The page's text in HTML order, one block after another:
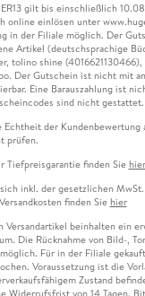
gilt bis einschließlich
online einlösen unter
in der Filiale möglich. Der
Artikel (deutschsprachige
tolino shine
Der Gutschein ist nicht mit
Eine Barauszahlung ist
sind nicht gestattet.
der Kundenbewertung
prüfen.
Tiefpreisgarantie finden Sie hier
inkl. der gesetzlichen
finden Sie hier
Versandartikel beinhalten ein
Die Rücknahme von Bild-,
Für in der Filiale
Voraussetzung ist die
Zustand